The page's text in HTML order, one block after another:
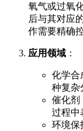
氧气或过氧
后与其对应
作需要精确
应用领域 ：
化学合
种复杂
催化剂
过程中
环境保